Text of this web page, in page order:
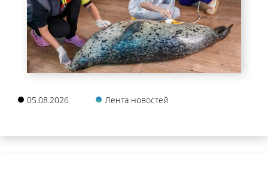
05.08.2026 Лента новостей